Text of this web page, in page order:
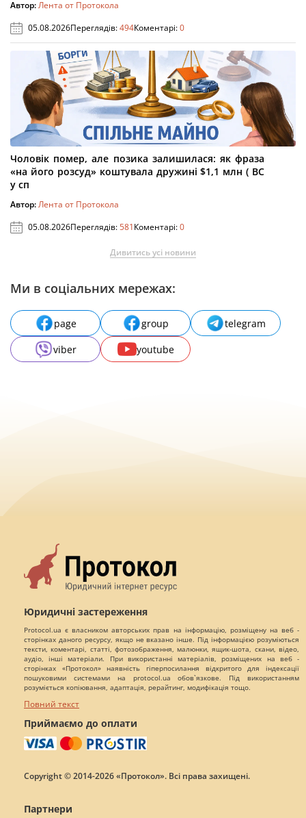
Автор:Лента от Протокола
05.08.2026Переглядів:494Коментарі:0
Чоловік помер, але позика залишилася: як фраза
«на його розсуд» коштувала дружині $1,1 млн ( ВС
у сп
Автор:Лента от Протокола
05.08.2026Переглядів:581Коментарі:0
Дивитись усі новини
Ми в соціальних мережах:
page group
telegram
viber
youtube
Юридичні застереження
Protocol.ua є власником авторських прав на інформацію, розміщену на веб -
сторінках даного ресурсу, якщо не вказано інше. Під інформацією розуміються
тексти, коментарі, статті, фотозображення, малюнки, ящик-шота, скани, відео,
аудіо, інші матеріали. При використанні матеріалів, розміщених на веб -
сторінках «Протокол» наявність гіперпосилання відкритого для індексації
пошуковими системами на protocol.ua обов`язкове. Під використанням
розуміється копіювання, адаптація, рерайтинг, модифікація тощо.
Повний текст
Приймаємо до оплати
Copyright © 2014-2026 «Протокол». Всі права захищені.
Партнери